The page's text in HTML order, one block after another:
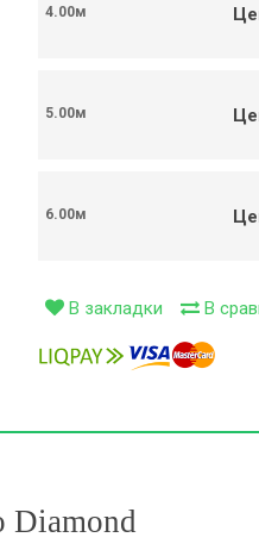
4.00м
5.00м
6.00м
В закладки В
Diamond